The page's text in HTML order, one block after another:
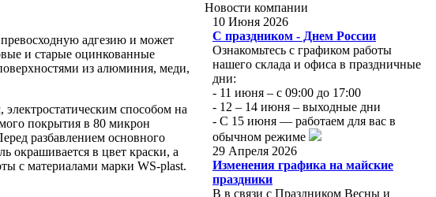
адгезию и может
и старые оцинкованные
из алюминия, меди,
способом на
покрытия в 80 микрон
разбавлением основного
окрашивается в цвет краски, а
с материалами марки WS-plast.
Новости компании
10 Июня 2026
С праздником - Днем России
Ознакомьтесь с графиком работы
нашего склада и офиса в праздничные
дни:
- 11 июня – с 09:00 до 17:00
- 12 – 14 июня – выходные дни
- С 15 июня — работаем для вас в
обычном режиме
29 Апреля 2026
Изменения графика на майские
праздники
В в связи с Праздником Весны и